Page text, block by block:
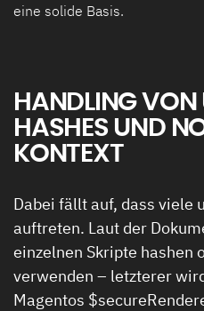
eine solide Basis.
HANDLING VON
HASHES UND
KONTEXT
Dabei fällt auf, dass viele
auftreten. Laut der
einzelnen Skripte hashen
verwenden – letzterer
Magentos